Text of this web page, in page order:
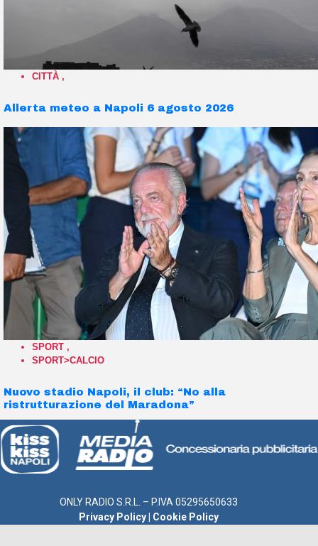
CITTÀ ,
Allerta meteo a Napoli 6 agosto 2026
SPORT ,
SPORT>CALCIO
Nuovo stadio Napoli, il club: “No alla
ristrutturazione del Maradona”
ONLY RADIO S.R.L. – P.IVA 05295650633
Privacy Policy
Cookie Policy